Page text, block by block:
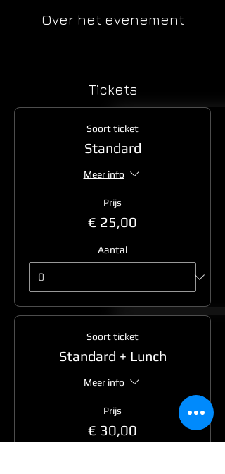
Over het evenement
Tickets
Soort ticket
Standard
Meer info
Prijs
€ 25,00
Aantal
Soort ticket
Standard + Lunch
Meer info
Prijs
€ 30,00